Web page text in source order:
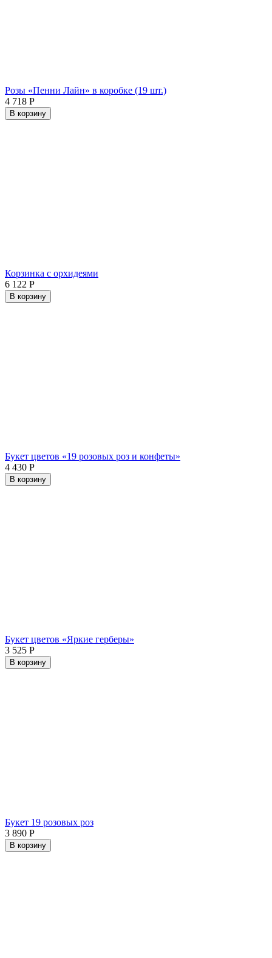
Розы «Пенни Лайн» в коробке (19 шт.)
4 718 Р
В корзину
Корзинка с орхидеями
6 122 Р
В корзину
Букет цветов «19 розовых роз и конфеты»
4 430 Р
В корзину
Букет цветов «Яркие герберы»
3 525 Р
В корзину
Букет 19 розовых роз
3 890 Р
В корзину